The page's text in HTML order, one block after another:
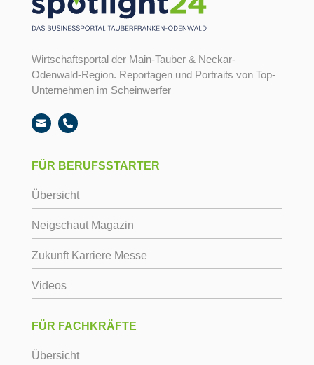
Wirtschaftsportal der Main-Tauber & Neckar-
Odenwald-Region. Reportagen und Portraits von Top-
Unternehmen im Scheinwerfer
 
FÜR BERUFSSTARTER
Übersicht
Neigschaut Magazin
Zukunft Karriere Messe
Videos
FÜR FACHKRÄFTE
Übersicht